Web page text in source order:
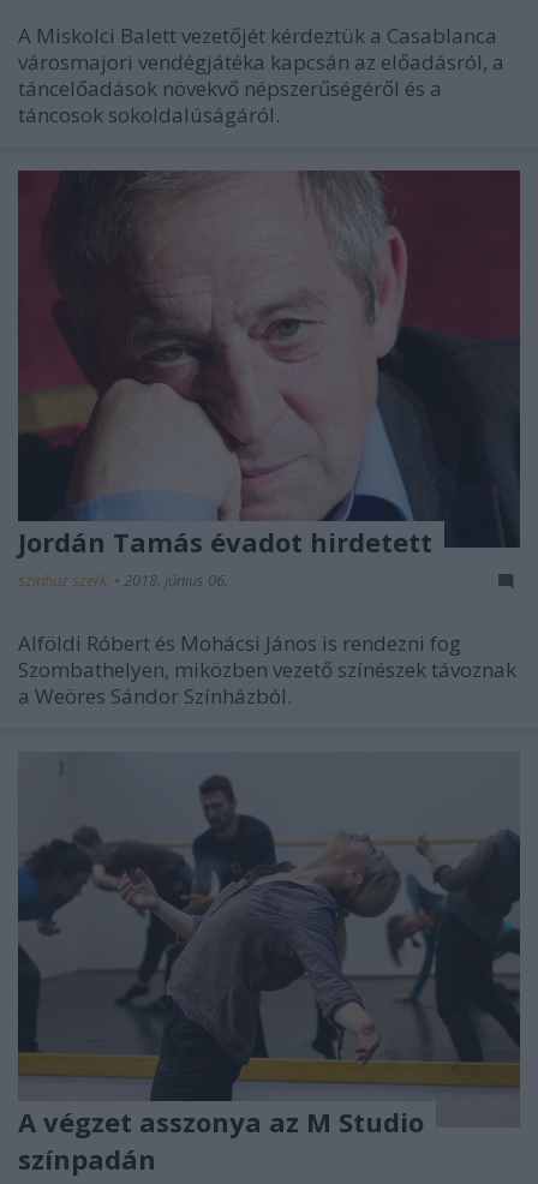
A Miskolci Balett vezetőjét kérdeztük a Casablanca
városmajori vendégjátéka kapcsán az előadásról, a
táncelőadások növekvő népszerűségéről és a
táncosok sokoldalúságáról.
Jordán Tamás évadot hirdetett
szinhaz szerk. • 2018. június 06.
Alföldi Róbert és Mohácsi János is rendezni fog
Szombathelyen, miközben vezető színészek távoznak
a Weöres Sándor Színházból.
A végzet asszonya az M Studio
színpadán